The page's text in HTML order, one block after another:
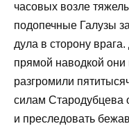
часовых возле
подопечные Галузы
дула в сторону
прямой наводкой
разгромили
силам Стародубцева
и преследовать